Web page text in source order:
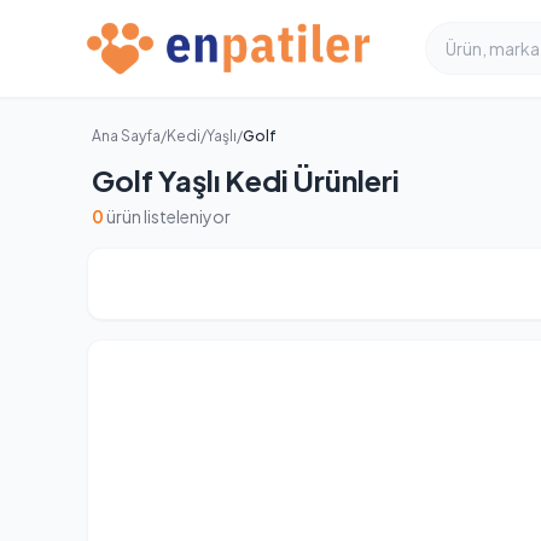
Ana Sayfa/Kedi/Yaşlı/Golf
Golf Yaşlı Kedi Ürünleri
0 ürün listeleniyor